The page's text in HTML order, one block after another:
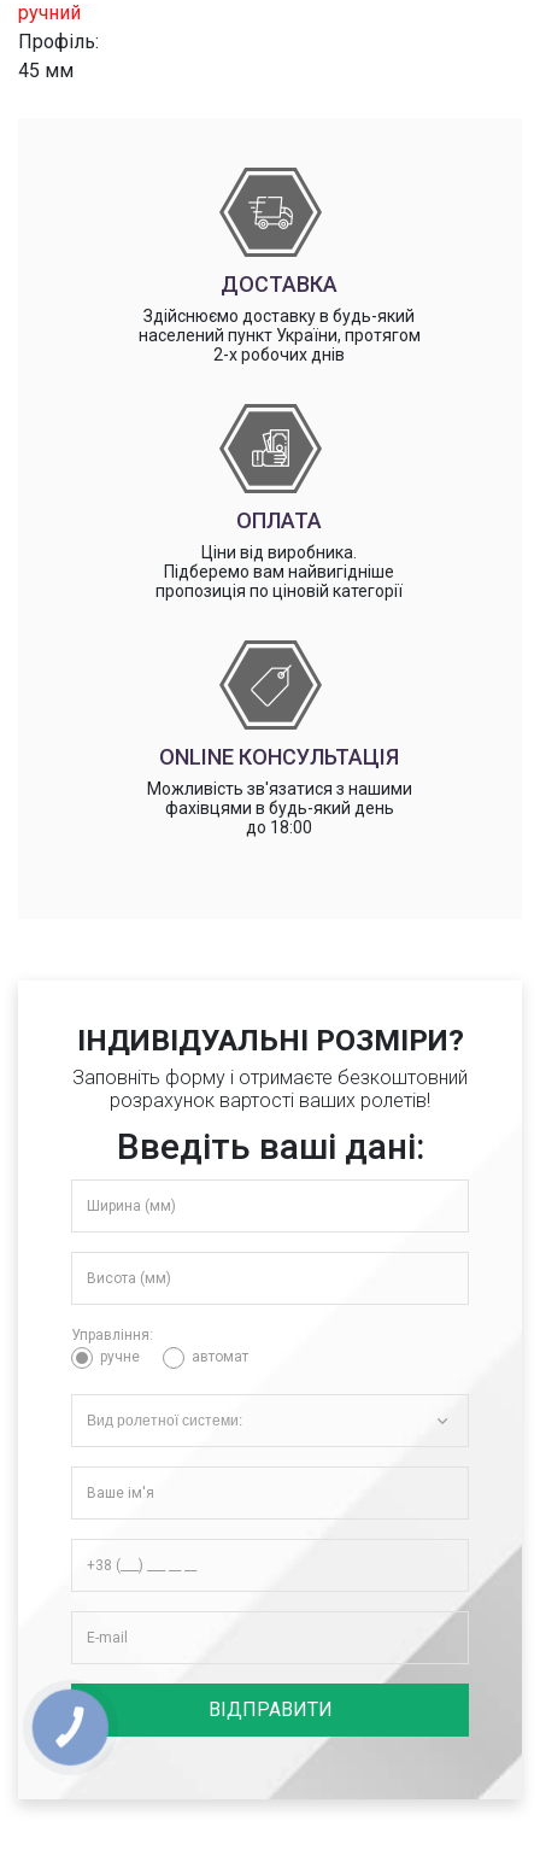
ручний
Профіль:
45 мм
ДОСТАВКА
Здійснюємо доставку в будь-який
населений пункт України, протягом
2-х робочих днів
ОПЛАТА
Ціни від виробника.
Підберемо вам найвигідніше
пропозиція по ціновій категорії
ONLINE КОНСУЛЬТАЦІЯ
Можливість зв'язатися з нашими
фахівцями в будь-який день
до 18:00
ІНДИВІДУАЛЬНІ РОЗМІРИ?
Заповніть форму і отримаєте безкоштовний
розрахунок вартості ваших ролетів!
Введіть ваші дані:
Управління:
ручне
автомат
Вид ролетної системи:
ВІДПРАВИТИ
КНОПКА
СВЯЗИ